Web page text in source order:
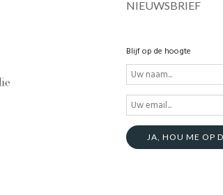
NIEUWSBRIEF
Blijf op de hoogte
JA, HOU ME OP